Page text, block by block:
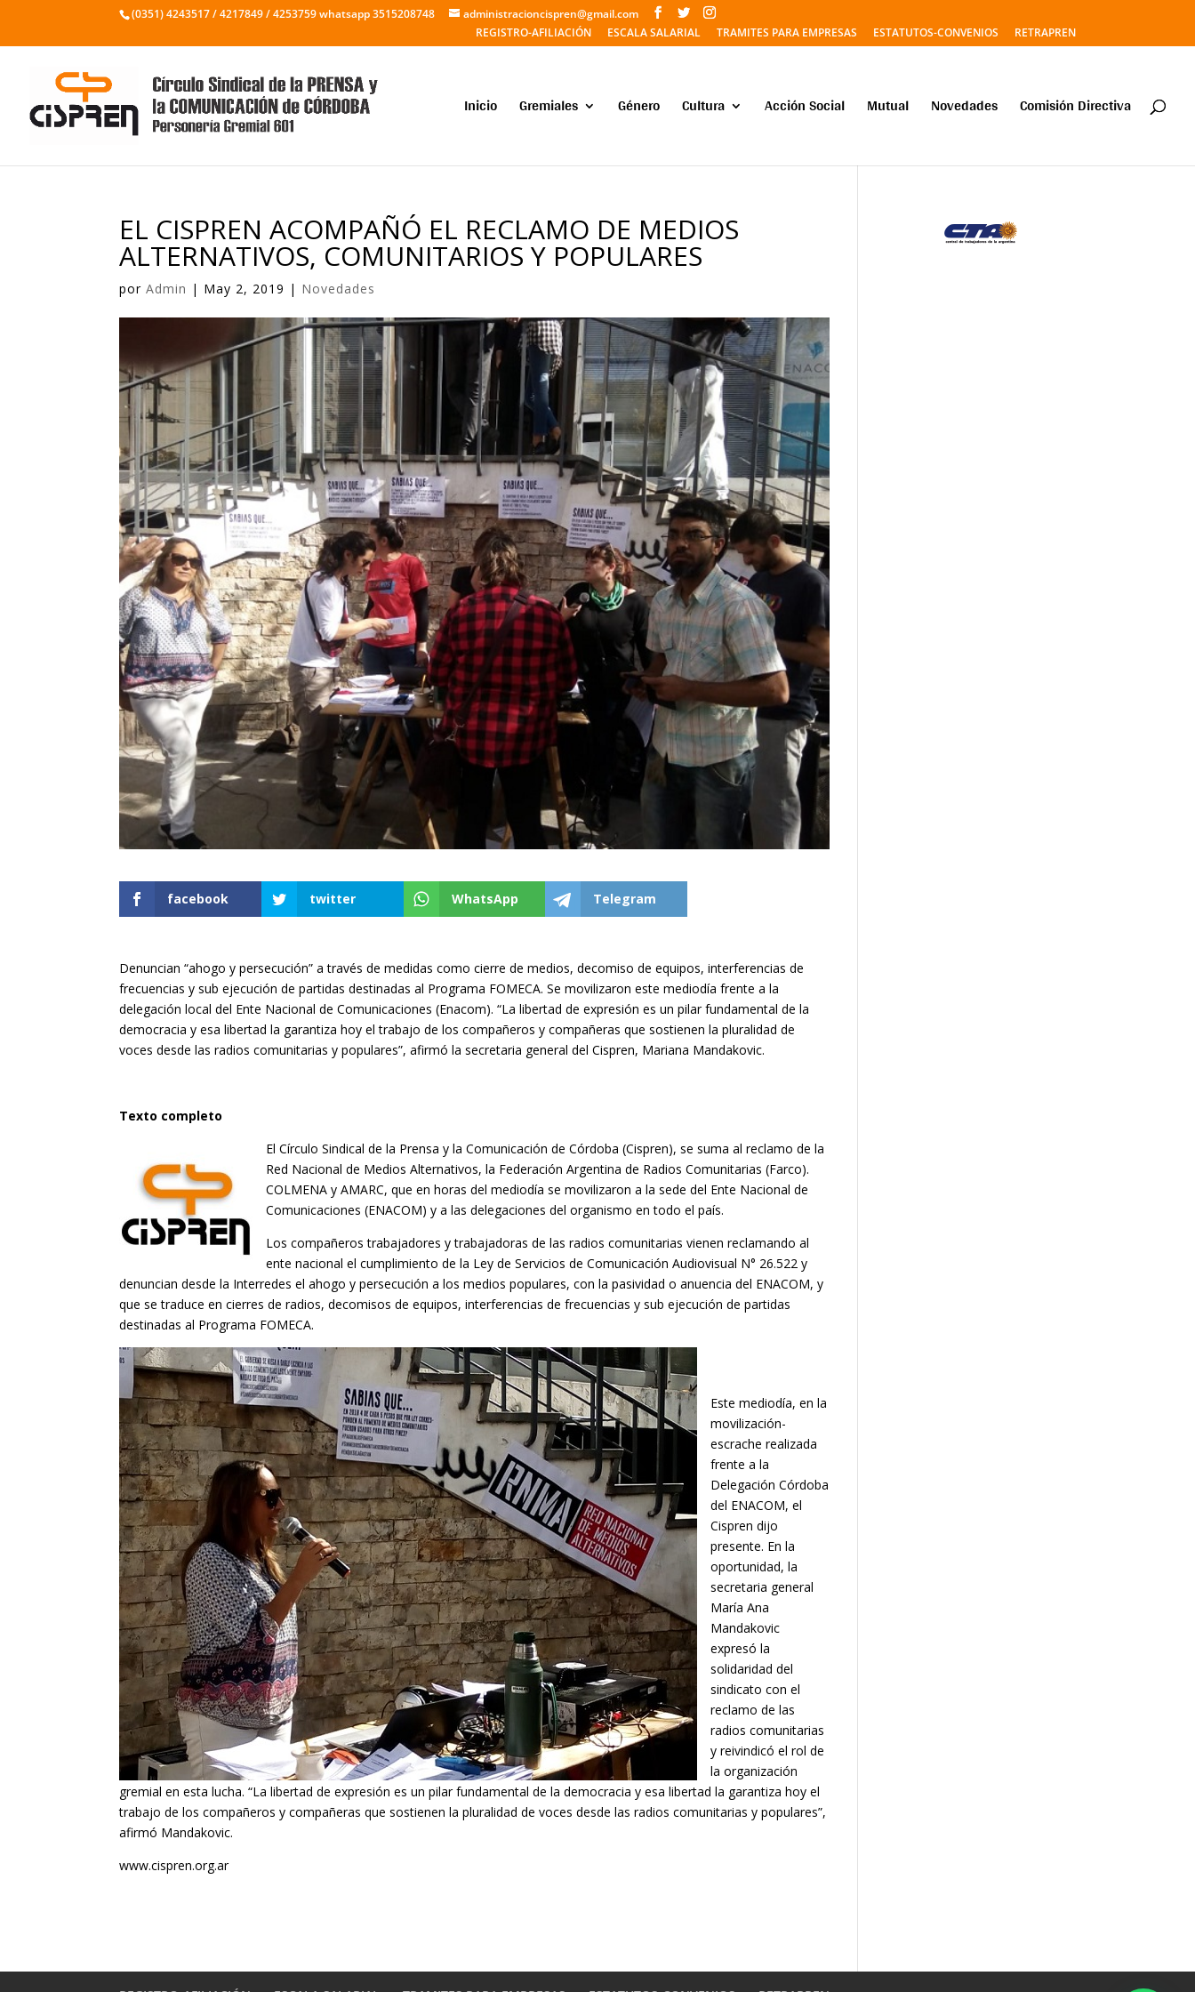
(0351) 4243517 / 4217849 / 4253759 whatsapp 3515208748
administracioncispren@gmail.com
REGISTRO-AFILIACIÓN
ESCALA SALARIAL TRAMITES PARA EMPRESAS ESTATUTOS-CONVENIOS RETRAPREN
Inicio Gremiales Género Cultura Acción Social Mutual Novedades Comisión Directiva
EL CISPREN ACOMPAÑÓ EL RECLAMO DE MEDIOS
ALTERNATIVOS, COMUNITARIOS Y POPULARES
porAdmin | May 2, 2019 | Novedades
facebook twitter WhatsApp Telegram
Denuncian “ahogo y persecución” a través de medidas como cierre de medios, decomiso de equipos, interferencias de
frecuencias y sub ejecución de partidas destinadas al Programa FOMECA. Se movilizaron este mediodía frente a la
delegación local del Ente Nacional de Comunicaciones (Enacom). “La libertad de expresión es un pilar fundamental de la
democracia y esa libertad la garantiza hoy el trabajo de los compañeros y compañeras que sostienen la pluralidad de
voces desde las radios comunitarias y populares”, afirmó la secretaria general del Cispren, Mariana Mandakovic.
Texto completo
El Círculo Sindical de la Prensa y la Comunicación de Córdoba (Cispren), se suma al reclamo de la
Red Nacional de Medios Alternativos, la Federación Argentina de Radios Comunitarias (Farco).
COLMENA y AMARC, que en horas del mediodía se movilizaron a la sede del Ente Nacional de
Comunicaciones (ENACOM) y a las delegaciones del organismo en todo el país.
Los compañeros trabajadores y trabajadoras de las radios comunitarias vienen reclamando al
ente nacional el cumplimiento de la Ley de Servicios de Comunicación Audiovisual N° 26.522 y
denuncian desde la Interredes el ahogo y persecución a los medios populares, con la pasividad o anuencia del ENACOM, y
que se traduce en cierres de radios, decomisos de equipos, interferencias de frecuencias y sub ejecución de partidas
destinadas al Programa FOMECA.
Este mediodía, en la
movilización-
escrache realizada
frente a la
Delegación Córdoba
del ENACOM, el
Cispren dijo
presente. En la
oportunidad, la
secretaria general
María Ana
Mandakovic
expresó la
solidaridad del
sindicato con el
reclamo de las
radios comunitarias
y reivindicó el rol de
la organización
gremial en esta lucha. “La libertad de expresión es un pilar fundamental de la democracia y esa libertad la garantiza hoy el
trabajo de los compañeros y compañeras que sostienen la pluralidad de voces desde las radios comunitarias y populares”,
afirmó Mandakovic.
www.cispren.org.ar